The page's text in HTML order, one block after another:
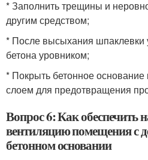
* Заполнить трещины и
другим средством;
* После высыхания шпаклевки
бетона уровником;
* Покрыть бетонное
слоем для предотвращения
Вопрос 6: Как
вентиляцию помещения с
бетонном основании